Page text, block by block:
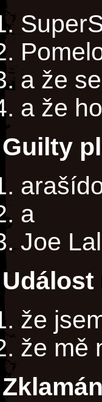
a že
a že
Guilty
a
Joe
Událost
že
že mě